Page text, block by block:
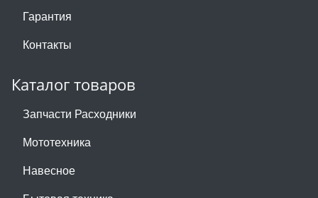
Гарантия
Контакты
Каталог товаров
Запчасти Расходники
Мототехника
Навесное